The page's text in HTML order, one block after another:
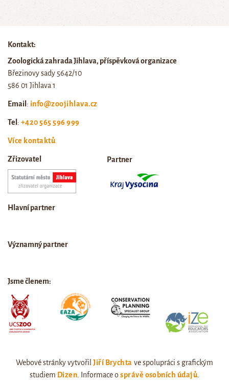
Kontakt:
Zoologická zahrada Jihlava, příspěvková organizace
Březinovy sady 5642/10
586 01 Jihlava 1
Email: info@zoojihlava.cz
Tel: +420 565 596 999
Více kontaktů
Zřizovatel Partner
Hlavní partner
Významný partner
Jsme členem:
Webové stránky vytvořilJiří Brychta ve spolupráci s grafickým
studiem Dizen . Informace osprávě osobních údajů